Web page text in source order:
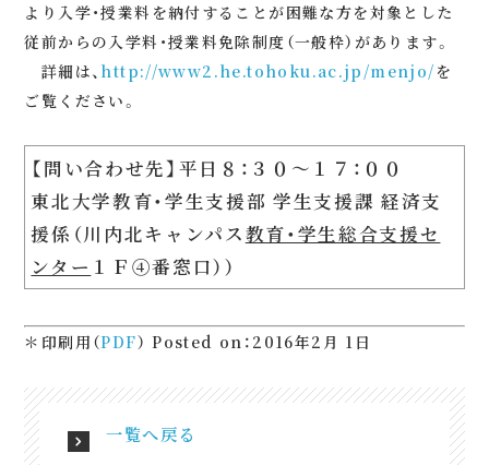
より入学・授業料を納付することが困難な方を対象とした
従前からの入学料・授業料免除制度（一般枠）があります。
詳細は、 http://www2.he.tohoku.ac.jp/menjo/ を
ご覧ください。
【問い合わせ先】平日８：３０～１７：００
東北大学教育・学生支援部 学生支援課 経済支
援係（川内北キャンパス教育・学生総合支援セ
ンター １Ｆ④番窓口））
＊印刷用（PDF）Posted on：2016年2月 1日
一覧へ戻る